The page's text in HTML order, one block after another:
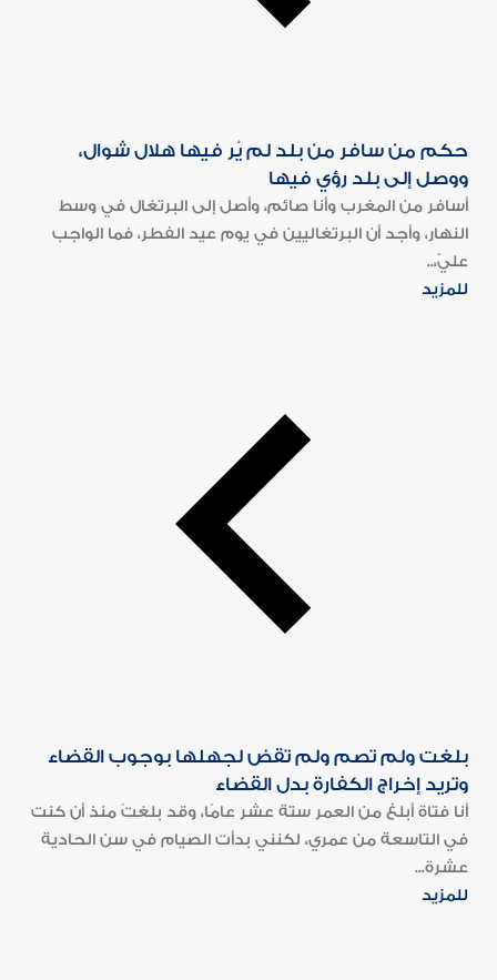
حكم من سافر من بلد لم يُر فيها هلال شوال،
ووصل إلى بلد رؤي فيها
أسافر من المغرب وأنا صائم، وأصل إلى البرتغال في وسط
النهار، وأجد أن البرتغاليين في يوم عيد الفطر، فما الواجب
عليّ،..
للمزيد
بلغت ولم تصم ولم تقض لجهلها بوجوب القضاء
وتريد إخراج الكفارة بدل القضاء
أنا فتاة أبلغ من العمر ستة عشر عامًا، وقد بلغتُ منذ أن كنت
في التاسعة من عمري، لكنني بدأت الصيام في سن الحادية
عشرة...
للمزيد